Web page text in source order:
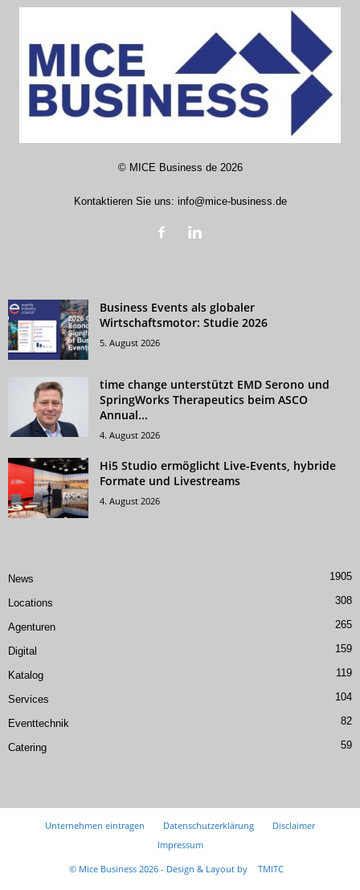
© MICE Business de2026
Kontaktieren Sie uns: info@mice-business.de
Business Events als globaler
Wirtschaftsmotor: Studie 2026
5. August 2026
time change unterstützt EMD Serono und
SpringWorks Therapeutics beim ASCO
Annual...
4. August 2026
Hi5 Studio ermöglicht Live-Events, hybride
Formate und Livestreams
4. August 2026
News 1905
Locations 308
Agenturen 265
Digital 159
Katalog 119
Services 104
Eventtechnik 82
Catering 59
Unternehmen eintragen Datenschutzerklärung
Disclaimer
Impressum
© Mice Business 2026 - Design & Layout by
TMITC